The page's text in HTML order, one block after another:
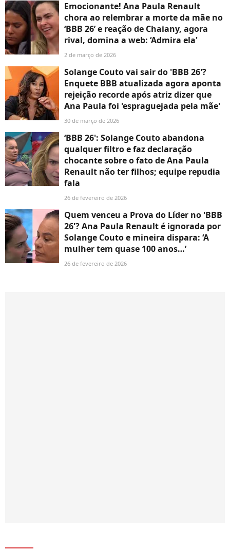
Emocionante! Ana Paula Renault
chora ao relembrar a morte da mãe no
‘BBB 26’ e reação de Chaiany, agora
rival, domina a web: ‘Admira ela'
2 de março de 2026
Solange Couto vai sair do 'BBB 26'?
Enquete BBB atualizada agora aponta
rejeição recorde após atriz dizer que
Ana Paula foi 'espraguejada pela mãe'
30 de março de 2026
‘BBB 26': Solange Couto abandona
qualquer filtro e faz declaração
chocante sobre o fato de Ana Paula
Renault não ter filhos; equipe repudia
fala
26 de fevereiro de 2026
Quem venceu a Prova do Líder no 'BBB
26'? Ana Paula Renault é ignorada por
Solange Couto e mineira dispara: ‘A
mulher tem quase 100 anos…’
26 de fevereiro de 2026